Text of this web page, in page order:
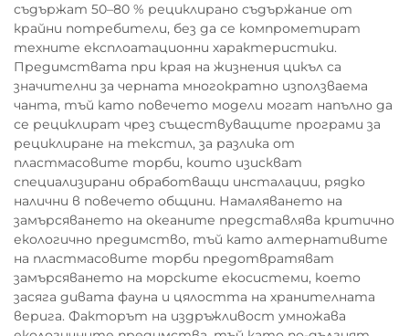
съдържат 50–80 % рециклирано съдържание от
крайни потребители, без да се компрометират
техните експлоатационни характеристики.
Предимствата при края на жизнения цикъл са
значителни за черната многократно използваема
чанта, тъй като повечето модели могат напълно да
се рециклират чрез съществуващите програми за
рециклиране на текстил, за разлика от
пластмасовите торби, които изискват
специализирани обработващи инсталации, рядко
налични в повечето общини. Намаляването на
замърсяването на океаните представлява критично
екологично предимство, тъй като алтернативите
на пластмасовите торби предотвратяват
замърсяването на морските екосистеми, което
засяга дивата фауна и цялостта на хранителната
верига. Факторът на издръжливост умножава